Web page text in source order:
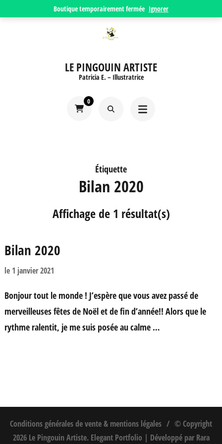
Boutique temporairement fermée Ignorer
LE PINGOUIN ARTISTE
Patricia E. – Illustratrice
0
Étiquette
Bilan 2020
Affichage de 1 résultat(s)
Bilan 2020
le 1 janvier 2021
Bonjour tout le monde ! J’espère que vous avez passé de
merveilleuses fêtes de Noël et de fin d’année!! Alors que le
rythme ralentit, je me suis posée au calme …
Conditions générales de vente & mentions légales
© Copyright
2026 Le Pingouin Artiste. Elegant Portfolio | Développé par Rara